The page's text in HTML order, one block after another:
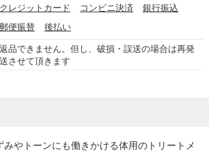
クレジットカード コンビニ決済
銀行振込
郵便振替
後払い
返品できません。但し、破損・誤送の場合は再発
送させて頂きます
みやトーンにも働きかける体用のトリートメ